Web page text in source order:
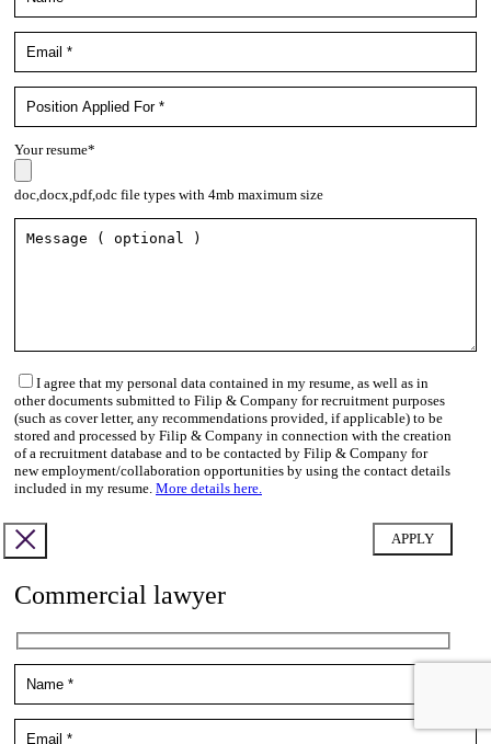
Your resume*
doc,docx,pdf,odc file types with 4mb maximum size
I agree that my personal data contained in my resume, as well as in
other documents submitted to Filip & Company for recruitment purposes
(such as cover letter, any recommendations provided, if applicable) to be
stored and processed by Filip & Company in connection with the creation
of a recruitment database and to be contacted by Filip & Company for
new employment/collaboration opportunities by using the contact details
included in my resume. More details here.
Commercial lawyer